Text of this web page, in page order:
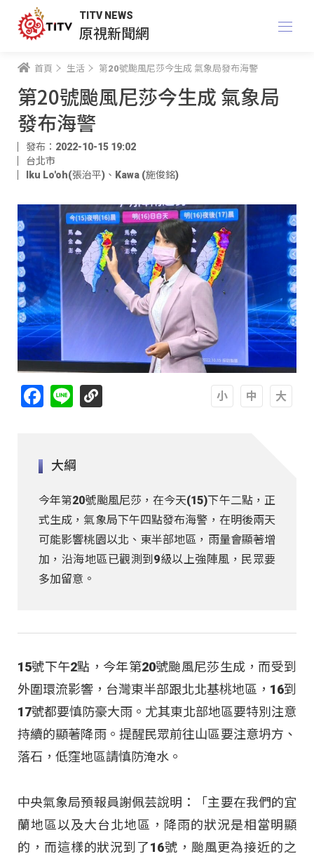
TITV NEWS
原視新聞網
首頁 生活 第20號颱風尼莎今生成 氣象局發布海警
第20號颱風尼莎今生成 氣象局
發布海警
發布：2022-10-15 19:02
台北市
Iku Lo'oh(張治平) 、 Kawa (施俊銘)
Facebook
Line
大綱
今年第20號颱風尼莎，在今天(15)下午二點，正
式生成，氣象局下午四點發布海警，在明後兩天
可能影響桃園以北、東半部地區，雨量會顯著增
加，沿海地區已觀測到9級以上強陣風，民眾要
多加留意。
15號下午2點，今年第20號颱風尼莎生成，而受到
外圍環流影響，台灣東半部跟北北基桃地區，16到
17號都要慎防豪大雨。尤其東北部地區要特別注意
持續的顯著降雨。提醒民眾前往山區要注意坍方、
落石，低窪地區請慎防淹水。
中央氣象局預報員謝佩芸說明：「主要在我們的宜
蘭地區以及大台北地區，降雨的狀況是相當明顯
的，而這樣的狀況到了16號，颱風更為接近的之